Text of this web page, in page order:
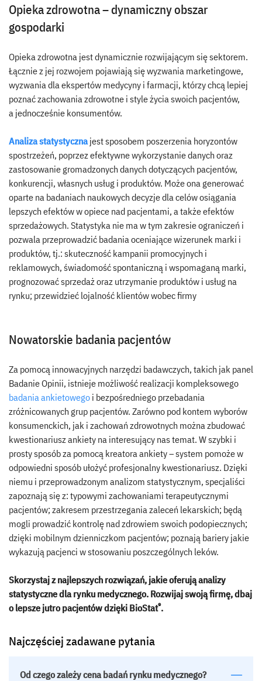
Opieka zdrowotna – dynamiczny obszar
gospodarki
Opieka zdrowotna jest dynamicznie rozwijającym się sektorem.
Łącznie z jej rozwojem pojawiają się wyzwania marketingowe,
wyzwania dla ekspertów medycyny i farmacji, którzy chcą lepiej
poznać zachowania zdrowotne i style życia swoich pacjentów,
a jednocześnie konsumentów.
Analiza statystycznajest sposobem poszerzenia horyzontów
spostrzeżeń, poprzez efektywne wykorzystanie danych oraz
zastosowanie gromadzonych danych dotyczących pacjentów,
konkurencji, własnych usług i produktów. Może ona generować
oparte na badaniach naukowych decyzje dla celów osiągania
lepszych efektów w opiece nad pacjentami, a także efektów
sprzedażowych. Statystyka nie ma w tym zakresie ograniczeń i
pozwala przeprowadzić badania oceniające wizerunek marki i
produktów, tj.: skuteczność kampanii promocyjnych i
reklamowych, świadomość spontaniczną i wspomaganą marki,
prognozować sprzedaż oraz utrzymanie produktów i usług na
rynku; przewidzieć lojalność klientów wobec firmy
Nowatorskie badania pacjentów
Za pomocą innowacyjnych narzędzi badawczych, takich jak panel
Badanie Opinii, istnieje możliwość realizacji kompleksowego
badania ankietowego i bezpośredniego przebadania
zróżnicowanych grup pacjentów. Zarówno pod kontem wyborów
konsumenckich, jak i zachowań zdrowotnych można zbudować
kwestionariusz ankiety na interesujący nas temat. W szybki i
prosty sposób za pomocą kreatora ankiety – system pomoże w
odpowiedni sposób ułożyć profesjonalny kwestionariusz. Dzięki
niemu i przeprowadzonym analizom statystycznym, specjaliści
zapoznają się z: typowymi zachowaniami terapeutycznymi
pacjentów; zakresem przestrzegania zaleceń lekarskich; będą
mogli prowadzić kontrolę nad zdrowiem swoich podopiecznych;
dzięki mobilnym dzienniczkom pacjentów; poznają bariery jakie
wykazują pacjenci w stosowaniu poszczególnych leków.
Skorzystaj z najlepszych rozwiązań, jakie oferują analizy
statystyczne dla rynku medycznego. Rozwijaj swoją firmę, dbaj
o lepsze jutro pacjentów dzięki BioStat®.
Najczęściej zadawane pytania
Od czego zależy cena badań rynku medycznego?